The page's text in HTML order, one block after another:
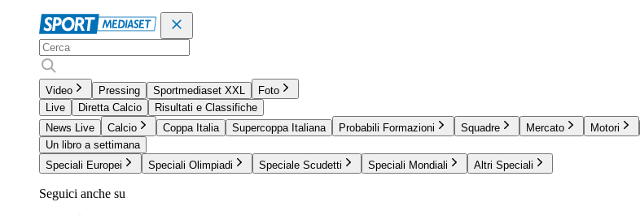
Video Pressing Sportmediaset XXL
Foto
Live
Diretta Calcio
Risultati e Classifiche
News Live
Calcio Coppa Italia Supercoppa Italiana Probabili Formazioni Squadre Mercato Motori
Un libro a settimana
Speciali Europei
Speciali Olimpiadi Speciale Scudetti Speciali Mondiali Altri Speciali
Seguici anche su